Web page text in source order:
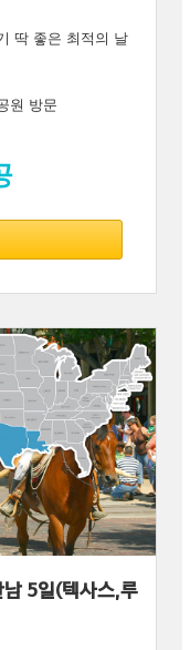
딱 좋은 최적의 날
원 방문
5일(텍사스,루